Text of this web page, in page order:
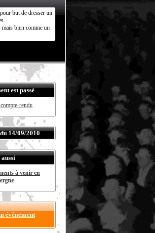
but de dresser un
mais bien comme un
est passé
rendu
14/09/2010
à venir en
évènement